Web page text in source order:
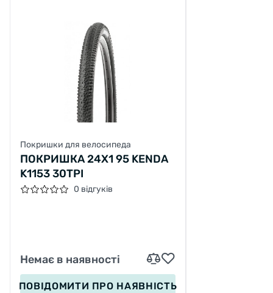
Покришки для велосипеда
ПОКРИШКА 24X1 95 KENDA
K1153 30TPI
0 відгуків
Немає в наявності
ПОВІДОМИТИ ПРО НАЯВНІСТЬ